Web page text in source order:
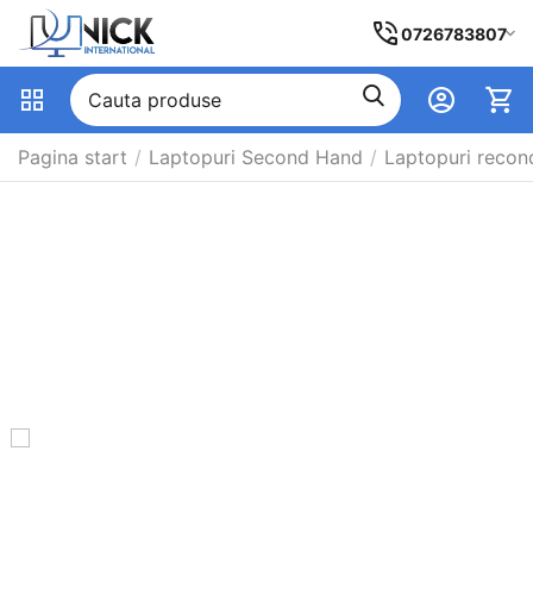
0726783807
Pagina start / Laptopuri Second Hand / Laptopuri